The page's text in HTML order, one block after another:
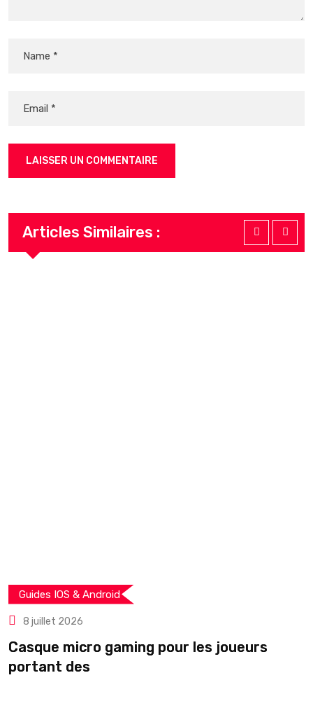
Articles Similaires :
Guides IOS & Android
8 juillet 2026
Casque micro gaming pour les joueurs
portant des